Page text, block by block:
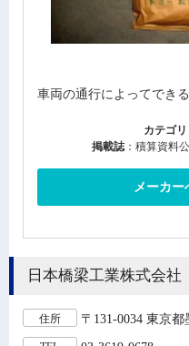
車両の通行によってでき
カテゴリ
掲載誌 ：積算資料
メーカー
日本橋梁工業株式会社
住所 〒131-0034 東京